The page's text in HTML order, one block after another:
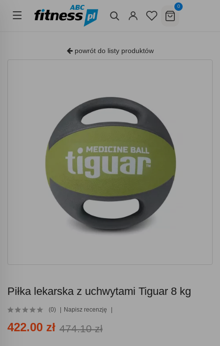
0
powrót do listy produktów
Piłka lekarska z uchwytami Tiguar 8 kg
(0) Napisz recenzję
422.00 zł 474.10 zł